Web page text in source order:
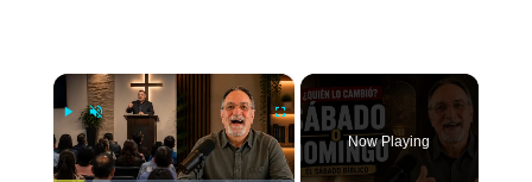
×
Now Playing